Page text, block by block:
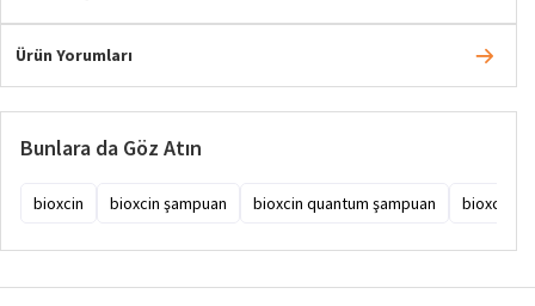
Ürün Yorumları
Bunlara da Göz Atın
bioxcin bioxcin şampuan bioxcin quantum şampuan bioxcin